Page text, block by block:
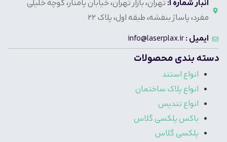
انبار شماره 1:
تهران، بازار تهران، خیابان پامنار، کوچه خلیلی
مفرد، پاساژ بنفشه، طبقه اول، پلاک 22
ایمیل :info@laserplax.ir
دسته بندی محصولات
انواع استند
انواع پلاک ساختمان
انواع تندیس
باکس پلکسی گلاس
پلکسی گلاس